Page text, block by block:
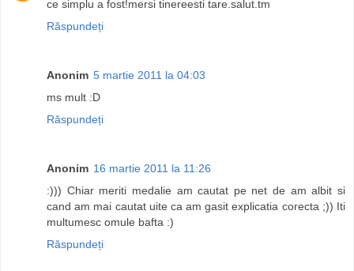
ce simplu a fost!mersi tinereesti tare.salut.tm
Răspundeți
Anonim 5 martie 2011 la 04:03
ms mult :D
Răspundeți
Anonim 16 martie 2011 la 11:26
:))) Chiar meriti medalie am cautat pe net de am albit si
cand am mai cautat uite ca am gasit explicatia corecta ;)) Iti
multumesc omule bafta :)
Răspundeți